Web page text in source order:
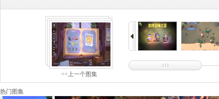
<<上一个图集
热门图集